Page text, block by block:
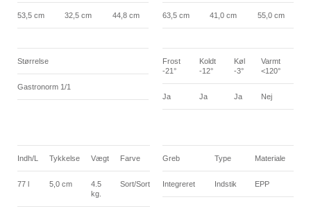
53,5 cm 32,5 cm 44,8 cm 63,5 cm 41,0 cm 55,0 cm
Størrelse
Gastronorm 1/1
Frost
-21°
Koldt
-12°
Køl
-3°
Varmt
<120°
Ja Ja Ja Nej
Indh/L Tykkelse Vægt Farve
77 l 5,0 cm
4.5
kg.
Sort/Sort
Greb Type Materiale
Integreret Indstik EPP